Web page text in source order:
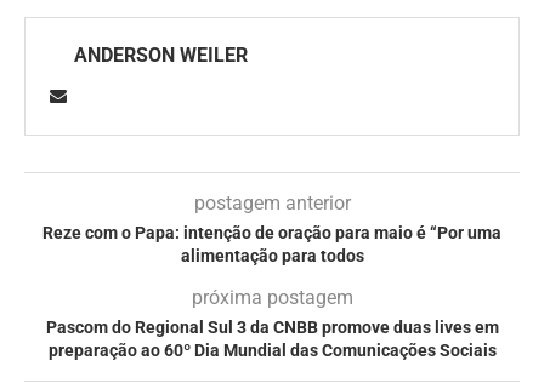
ANDERSON WEILER
postagem anterior
Reze com o Papa: intenção de oração para maio é “Por uma
alimentação para todos
próxima postagem
Pascom do Regional Sul 3 da CNBB promove duas lives em
preparação ao 60º Dia Mundial das Comunicações Sociais